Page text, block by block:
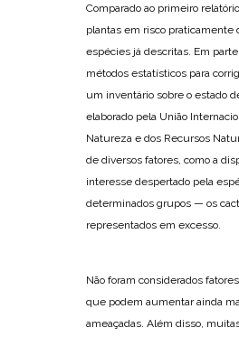
Comparado ao primeiro
plantas em risco praticamente
espécies já descritas. Em
métodos estatísticos para
um inventário sobre o estado
elaborado pela União
Natureza e dos Recursos
de diversos fatores, como a
interesse despertado pela
determinados grupos — os
representados em excesso.
Não foram considerados
que podem aumentar ainda
ameaçadas. Além disso,